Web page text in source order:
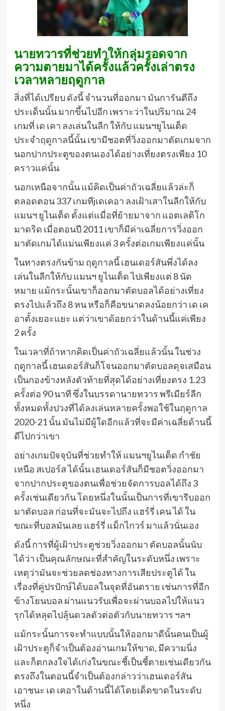
นายทวารที่ช่วยทำให้กลุ่มรอดจาก
ความตายมาได้ครั้งแล้วครั้งเล่าตรง
เวลาหลายฤดูกาล
สิ่งที่ได้เปรียบ ดังนี้ จำนวนที่ออกมา มันการันตีถึง
ประเด็นนั้น มากขึ้นไปอีก เพราะว่าในปริมาณ 24
เกมที่ เด เคา ลงเล่นในลีก ให้กับ แมนฯยูไนเต็ด
ประจำฤดูกาลนี้นั้น เขามีชอตที่วิ่งออกมาตัดเกมจาก
นอกปากประตูของตนเองได้อย่างเที่ยงตรงเพียง 10
คราวแค่นั้น
นอกเหนือจากนั้น แม้คิดเป็นค่าถัวเฉลี่ยแล้วล่ะก็
ตลอดตอน 337 เกมทีjเดเคอา ลงเฝ้าเสาในลีกให้กับ
แมนฯ ยูไนเต็ด ตั้งแต่แมื่อที่ย้ายมาจาก แอตเลติโก
มาดริด เมื่อตอนปี 2011 เขาก็มีค่าเฉลี่ยการวิ่งออก
มาตัดเกมได้แม่นเพียงแค่ 3 ครั้งต่อเกมเพียงแค่นั้น
ในทางตรงกันข้าม ฤดูกาลนี้ เฮนเดอร์สันพึ่งได้ลง
เล่นในลีกให้กับ แมนฯ ยูไนเต็ด ไปเพียงแต่ 8 นัด
หมาย แม้กระนั้นเขาก็ออกมาตัดบอลได้อย่างเที่ยง
ตรงไปแล้วถึง 8 หน หรือก็คือขนาดลงน้อยกว่า เด เค
อาตั้งเยอะแยะ แต่ว่าเขาด้อยกว่าในด้านนี้แค่เพียง
2 ครั้ง
ในเวลาที่ถ้าหากคิดเป็นค่าถัวเฉลี่ยแล้วนั้น ในช่วง
ฤดูกาลนี้ เฮนเดอร์สันก็โจนออกมาตัดบอลดุจเสมือน
เป็นกองข้างหลังตัวท้ายที่สุดได้อย่างเที่ยงตรง 1.23
ครั้งต่อ 90 นาที ซึ่งในบรรดานายทวาร พรีเมียร์ลีก
ทั้งหมดทั้งปวงที่ได้ลงเล่นหลายครั้งพอใช้ในฤดูกาล
2020-21 นั้น มันไม่มีผู้ใดอีกแล้วที่จะมีค่าเฉลี่ยด้านนี้
ดีไปกว่าเขา
อย่างเกมปัจจุบันที่ช่วยทำให้ แมนฯยูไนเต็ด กำชัย
เหนือ สเปอร์ส ได้นั้น เฮนเดอร์สันก็มีชอตวิ่งออกมา
จากปากประตูของตนเพื่อช่วยจัดการบอลได้ถึง 3
ครั้งเช่นเดียวกัน โดยหนึ่งในนั้นเป็นการที่เขารีบออก
มาตัดบอล ก่อนที่จะมันจะไปถึง แฮร์รี่ เคน ได้ ใน
ขณะที่บอลมันเลย แฮร์รี่ แม็กไกวร์ มาแล้วนั่นเอง
ดังนี้ การที่ผู้เฝ้าประตูช่วยวิ่งออกมา ตัดบอลนั้นนับ
ได้ว่า เป็นคุณลักษณะที่สำคัญในระดับหนึ่ง เพราะ
เหตุว่ามันจะช่วยลดช่องทางการเสียประตูได้ ใน
เรื่องที่คู่ปรปักษ์ได้บอลในจุดที่อันตราย เช่นการที่อีก
ข้างโยนบอล ผ่านแนวรับเพื่อจะผ่านบอลไปให้แนว
รุกได้หลุดไปลุ้นดวลตัวต่อตัวกับนายทวาร ฯลฯ
แม้กระนั้นการจะทำแบบนั้นให้ออกมาดีนั้นคนเป็นผู้
เฝ้าประตูก็จำเป็นต้องอ่านเกมให้ขาด, มีความนิ่ง
และก็ตกลงใจได้เก่งในขณะชี้เป็นชี้ตายเช่นเดียวกัน
ตรงถึงในตอนนี้จำเป็นต้องกล่าวว่าเฮนเดอร์สัน
เอาชนะ เด เคอาในด้านนี้ได้โดยเด็ดขาดในระดับ
หนึ่ง